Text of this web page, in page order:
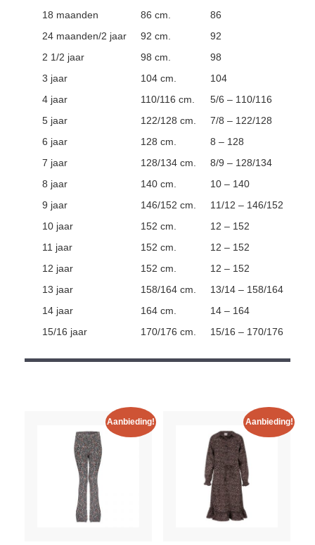
18 maanden 86 cm.
86
24 maanden/2 jaar
92 cm.
92
2 1/2 jaar
98 cm.
98
3 jaar
104 cm.
104
4 jaar
110/116 cm.
5/6 – 110/116
5 jaar
122/128 cm.
7/8 – 122/128
6 jaar
128 cm.
8 – 128
7 jaar
128/134 cm.
8/9 – 128/134
8 jaar
140 cm.
10 – 140
9 jaar
146/152 cm.
11/12 – 146/152
10 jaar
152 cm.
12 – 152
11 jaar
152 cm.
12 – 152
12 jaar
152 cm.
12 – 152
13 jaar
158/164 cm.
13/14 – 158/164
14 jaar
164 cm.
14 – 164
15/16 jaar
170/176 cm. 15/16 – 170/176
Aanbieding! Aanbieding!